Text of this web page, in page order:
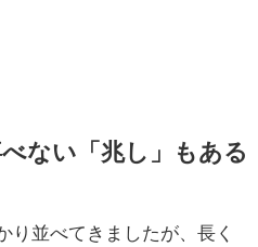
ない「兆し」もある
り並べてきましたが、長く